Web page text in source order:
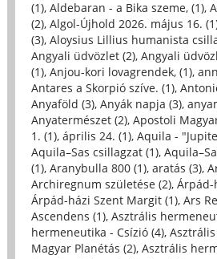
(1), Aldebaran - a Bika szeme, (1),
(2), Algol-Újhold 2026. május 16.
(3), Aloysius Lillius humanista
Angyali üdvözlet (2), Angyali
(1), Anjou-kori lovagrendek, (1),
Antares a Skorpió szíve. (1),
Anyaföld (3), Anyák napja (3),
Anyatermészet (2), Apostoli
1. (1), április 24. (1), Aquila -
Aquila–Sas csillagzat (1),
(1), Aranybulla 800 (1), aratás (3),
Archiregnum születése (2), Árpád-
Árpád-házi Szent Margit (1), Ars
Ascendens (1), Asztrális
hermeneutika - Csízió (4),
Magyar Planétás (2), Asztrális